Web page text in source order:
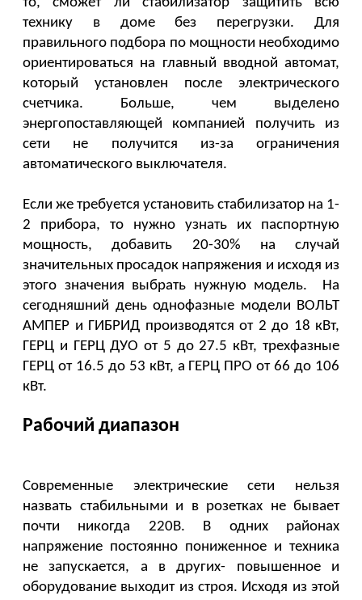
технику в доме без перегрузки. Для
правильного подбора по мощности необходимо
ориентироваться на главный вводной автомат,
который установлен после электрического
счетчика. Больше, чем выделено
энергопоставляющей компанией получить из
сети не получится из-за ограничения
автоматического выключателя.
Если же требуется установить стабилизатор на 1-
2 прибора, то нужно узнать их паспортную
мощность, добавить 20-30% на случай
значительных просадок напряжения и исходя из
этого значения выбрать нужную модель.  На
сегодняшний день однофазные модели ВОЛЬТ
АМПЕР и ГИБРИД производятся от 2 до 18 кВт,
ГЕРЦ и ГЕРЦ ДУО от 5 до 27.5 кВт, трехфазные
ГЕРЦ от 16.5 до 53 кВт, а ГЕРЦ ПРО от 66 до 106
кВт.
Рабочий диапазон
Современные электрические сети нельзя
назвать стабильными и в розетках не бывает
почти никогда 220В. В одних районах
напряжение постоянно пониженное и техника
не запускается, а в других- повышенное и
оборудование выходит из строя. Исходя из этой